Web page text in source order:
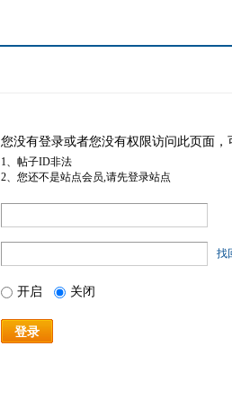
您没有登录或者您没有权限访问此页面
1、帖子ID非法
2、您还不是站点会员,请先登录站点
找
开启 关闭
登录